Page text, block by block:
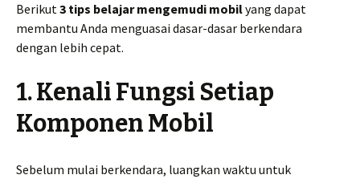
Berikut3 tips belajar mengemudi mobilyang dapat
membantu Anda menguasai dasar-dasar berkendara
dengan lebih cepat.
1. Kenali Fungsi Setiap
Komponen Mobil
Sebelum mulai berkendara, luangkan waktu untuk